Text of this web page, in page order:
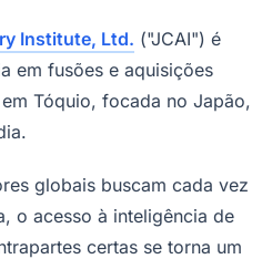
Institute, Ltd. ("JCAI") é
em fusões e aquisições
Tóquio, focada no Japão,
globais buscam cada vez
o acesso à inteligência de
certas se torna um